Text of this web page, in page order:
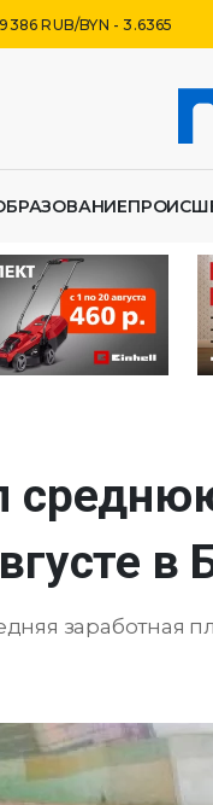
RUB/BYN - 3.6365
в
заработная